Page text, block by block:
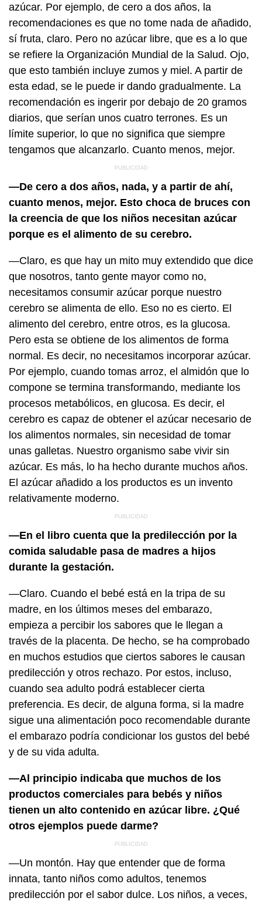
azúcar. Por ejemplo, de cero a dos años, la
recomendaciones es que no tome nada de añadido,
sí fruta, claro. Pero no azúcar libre, que es a lo que
se refiere la Organización Mundial de la Salud. Ojo,
que esto también incluye zumos y miel. A partir de
esta edad, se le puede ir dando gradualmente. La
recomendación es ingerir por debajo de 20 gramos
diarios, que serían unos cuatro terrones. Es un
límite superior, lo que no significa que siempre
tengamos que alcanzarlo. Cuanto menos, mejor.
—De cero a dos años, nada, y a partir de ahí,
cuanto menos, mejor. Esto choca de bruces con
la creencia de que los niños necesitan azúcar
porque es el alimento de su cerebro.
—Claro, es que hay un mito muy extendido que dice
que nosotros, tanto gente mayor como no,
necesitamos consumir azúcar porque nuestro
cerebro se alimenta de ello. Eso no es cierto. El
alimento del cerebro, entre otros, es la glucosa.
Pero esta se obtiene de los alimentos de forma
normal. Es decir, no necesitamos incorporar azúcar.
Por ejemplo, cuando tomas arroz, el almidón que lo
compone se termina transformando, mediante los
procesos metabólicos, en glucosa. Es decir, el
cerebro es capaz de obtener el azúcar necesario de
los alimentos normales, sin necesidad de tomar
unas galletas. Nuestro organismo sabe vivir sin
azúcar. Es más, lo ha hecho durante muchos años.
El azúcar añadido a los productos es un invento
relativamente moderno.
—En el libro cuenta que la predilección por la
comida saludable pasa de madres a hijos
durante la gestación.
—Claro. Cuando el bebé está en la tripa de su
madre, en los últimos meses del embarazo,
empieza a percibir los sabores que le llegan a
través de la placenta. De hecho, se ha comprobado
en muchos estudios que ciertos sabores le causan
predilección y otros rechazo. Por estos, incluso,
cuando sea adulto podrá establecer cierta
preferencia. Es decir, de alguna forma, si la madre
sigue una alimentación poco recomendable durante
el embarazo podría condicionar los gustos del bebé
y de su vida adulta.
—Al principio indicaba que muchos de los
productos comerciales para bebés y niños
tienen un alto contenido en azúcar libre. ¿Qué
otros ejemplos puede darme?
—Un montón. Hay que entender que de forma
innata, tanto niños como adultos, tenemos
predilección por el sabor dulce. Los niños, a veces,